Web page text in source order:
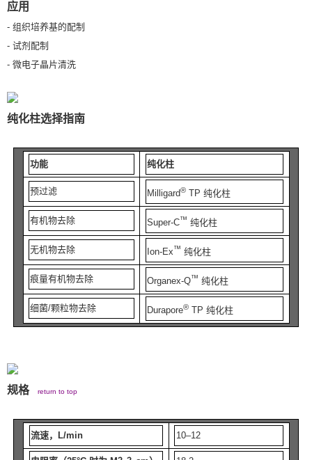
德国ELMA
电子天平
通用检测仪器
国产色差仪
德国jena
应用
- 组织培养基的配制
- 试剂配制
- 微电子晶片清洗
纯化柱选择指南
功能 纯化柱
预过滤 Milligard® TP 纯化柱
有机物去除 Super-C™ 纯化柱
无机物去除 Ion-Ex™ 纯化柱
痕量有机物去除 Organex-Q™ 纯化柱
细菌/颗粒物去除 Durapore® TP 纯化柱
规格 return to top
流速，L/min 10–12